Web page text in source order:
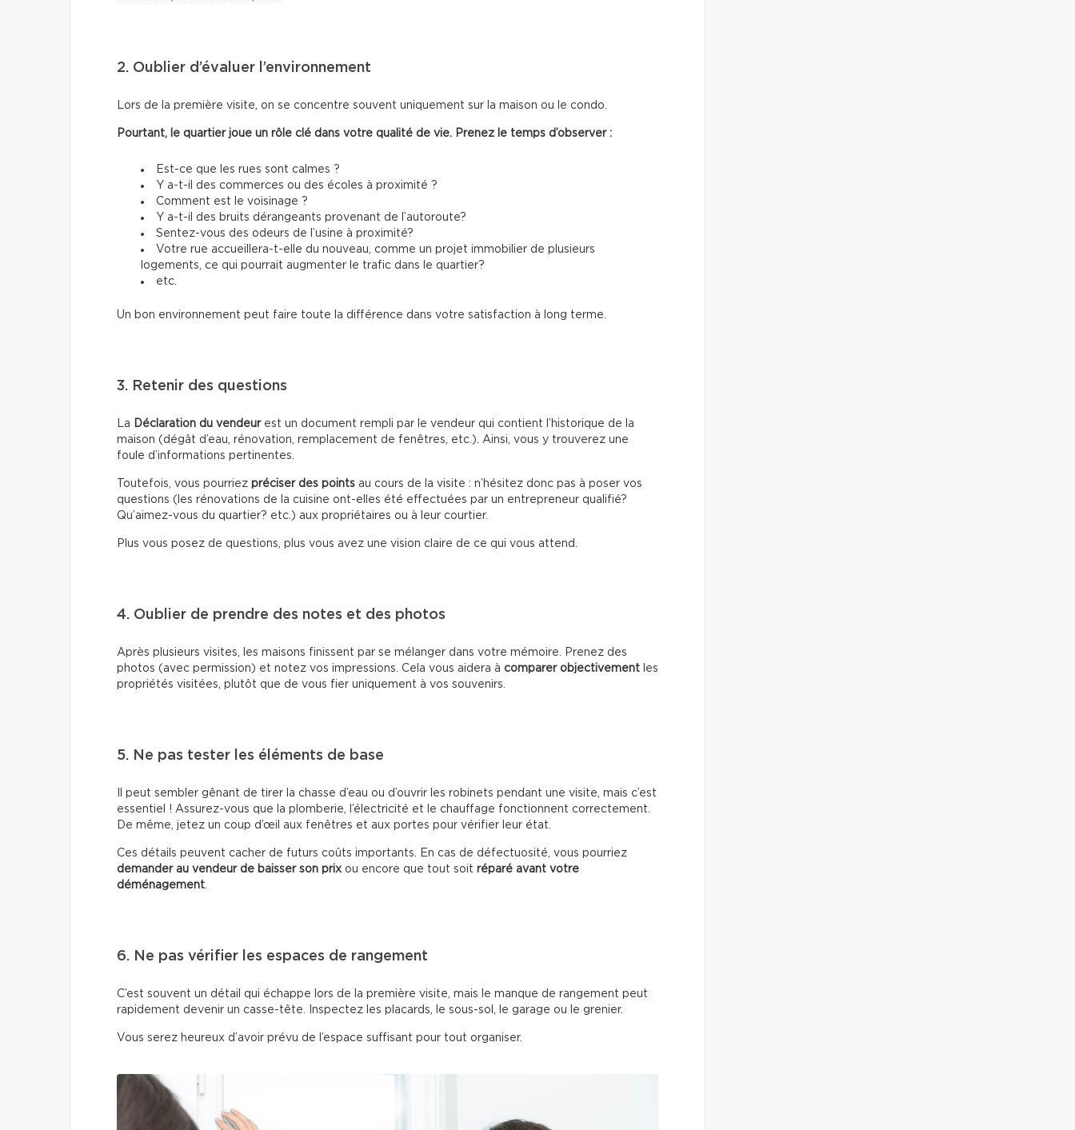
2. Oublier d’évaluer l’environnement
Lors de la première visite, on se concentre souvent uniquement sur la maison ou le condo.
Pourtant, le quartier joue un rôle clé dans votre qualité de vie. Prenez le temps d’observer :
Est-ce que les rues sont calmes ?
Y a-t-il des commerces ou des écoles à proximité ?
Comment est le voisinage ?
Y a-t-il des bruits dérangeants provenant de l’autoroute?
Sentez-vous des odeurs de l’usine à proximité?
Votre rue accueillera-t-elle du nouveau, comme un projet immobilier de plusieurs
logements, ce qui pourrait augmenter le trafic dans le quartier?
etc.
Un bon environnement peut faire toute la différence dans votre satisfaction à long terme.
3. Retenir des questions
La Déclaration du vendeurest un document rempli par le vendeur qui contient l’historique de la
maison (dégât d’eau, rénovation, remplacement de fenêtres, etc.). Ainsi, vous y trouverez une
foule d’informations pertinentes.
Toutefois, vous pourriez préciser des points au cours de la visite : n’hésitez donc pas à poser vos
questions (les rénovations de la cuisine ont-elles été effectuées par un entrepreneur qualifié?
Qu’aimez-vous du quartier? etc.) aux propriétaires ou à leur courtier.
Plus vous posez de questions, plus vous avez une vision claire de ce qui vous attend.
4. Oublier de prendre des notes et des photos
Après plusieurs visites, les maisons finissent par se mélanger dans votre mémoire. Prenez des
photos (avec permission) et notez vos impressions. Cela vous aidera à comparer objectivement les
propriétés visitées, plutôt que de vous fier uniquement à vos souvenirs.
5. Ne pas tester les éléments de base
Il peut sembler gênant de tirer la chasse d’eau ou d’ouvrir les robinets pendant une visite, mais c’est
essentiel ! Assurez-vous que la plomberie, l’électricité et le chauffage fonctionnent correctement.
De même, jetez un coup d’œil aux fenêtres et aux portes pour vérifier leur état.
Ces détails peuvent cacher de futurs coûts importants. En cas de défectuosité, vous pourriez
demander au vendeur de baisser son prix ou encore que tout soit réparé avant votre
déménagement
6. Ne pas vérifier les espaces de rangement
C’est souvent un détail qui échappe lors de la première visite, mais le manque de rangement peut
rapidement devenir un casse-tête. Inspectez les placards, le sous-sol, le garage ou le grenier.
Vous serez heureux d’avoir prévu de l’espace suffisant pour tout organiser.